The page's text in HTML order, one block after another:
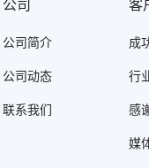
公司
公司简介
公司动态
联系我们
客
成
行
感
媒